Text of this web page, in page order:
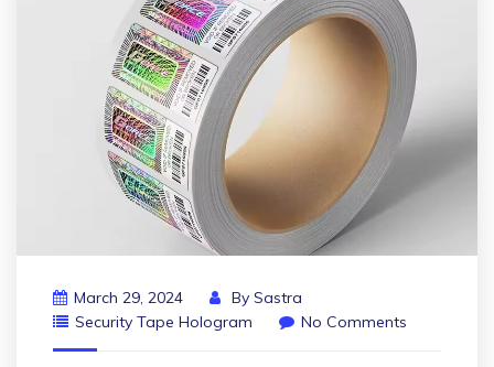
March 29, 2024 By Sastra
Security Tape Hologram
No Comments